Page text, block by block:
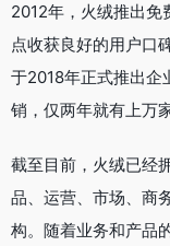
2012年，火绒推出免
点收获良好的用户口
于2018年正式推出企
销，仅两年就有上万
截至目前，火绒已经
品、运营、市场、商
构。随着业务和产品